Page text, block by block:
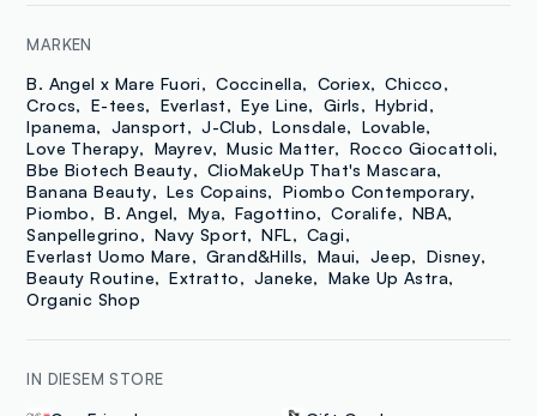
MARKEN
B. Angel x Mare Fuori Coccinella Coriex
Chicco
Crocs
E-tees Everlast Eye Line Girls
Hybrid
Ipanema
Jansport J-Club Lonsdale
Lovable
Love Therapy
Mayrev Music Matter
Rocco Giocattoli
Bbe Biotech Beauty
ClioMakeUp That's Mascara
Banana Beauty
Les Copains
Piombo Contemporary
Piombo
B. Angel Mya Fagottino Coralife
NBA
Sanpellegrino
Navy Sport NFL
Cagi
Everlast Uomo Mare
Grand&Hills Maui Jeep
Disney
Beauty Routine
Extratto Janeke
Make Up Astra
Organic Shop
IN DIESEM STORE